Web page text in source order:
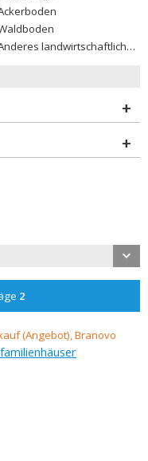
landwirtschaftliches Grundstück
2